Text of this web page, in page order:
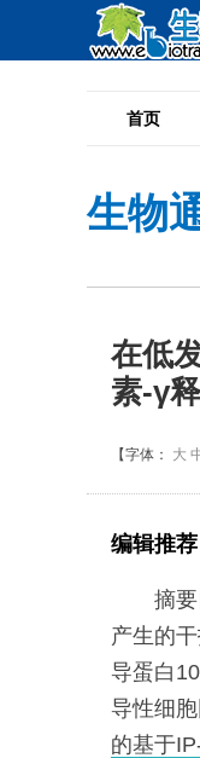
首页
生物
在低
素-γ
【字体： 大
编辑推荐
摘要目
产生的
导蛋白
导性细
的基于